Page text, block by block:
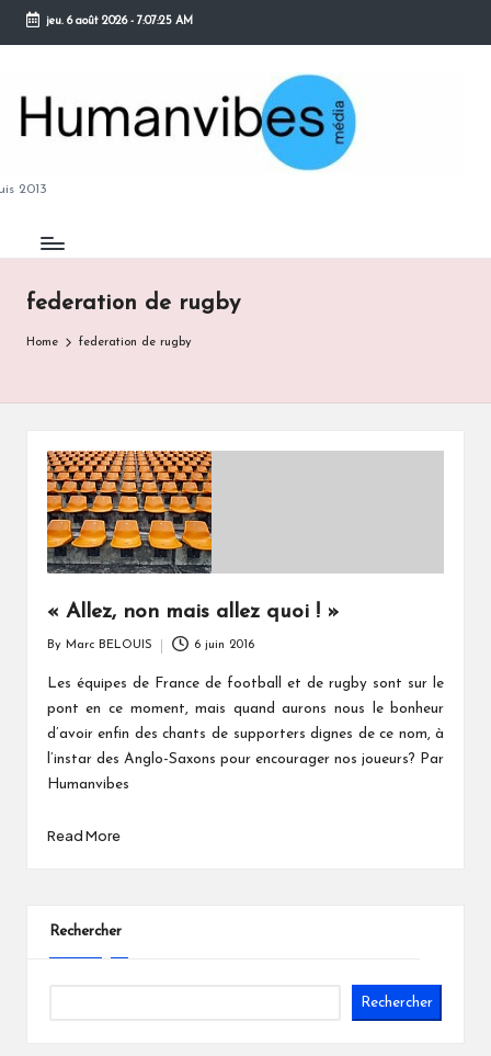
Skip
content
jeu. 6 août 2026- 7:07:25 AM
2013
federation de rugby
Home federation de rugby
« Allez, non mais allez quoi ! »
by
By Marc BELOUIS 6 juin 2016
Les équipes de France de football et de rugby sont sur le
pont en ce moment, mais quand aurons nous le bonheur
d’avoir enfin des chants de supporters dignes de ce nom, à
l’instar des Anglo-Saxons pour encourager nos joueurs? Par
Humanvibes
Read More
Rechercher
Rechercher